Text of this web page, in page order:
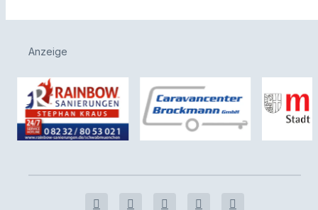
Anzeige